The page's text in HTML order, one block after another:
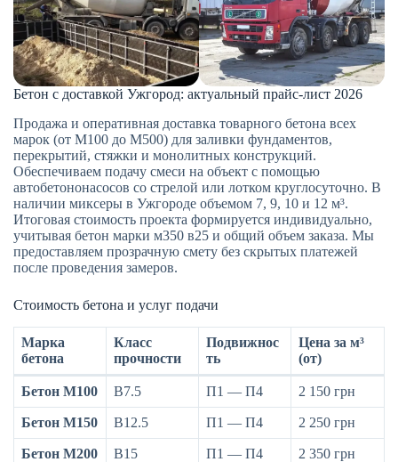
Бетон с доставкой Ужгород: актуальный прайс-лист 2026
Продажа и оперативная доставка товарного бетона всех
марок (от М100 до М500) для заливки фундаментов,
перекрытий, стяжки и монолитных конструкций.
Обеспечиваем подачу смеси на объект с помощью
автобетононасосов со стрелой или лотком круглосуточно. В
наличии миксеры в Ужгороде объемом 7, 9, 10 и 12 м³.
Итоговая стоимость проекта формируется индивидуально,
учитывая бетон марки м350 в25 и общий объем заказа. Мы
предоставляем прозрачную смету без скрытых платежей
после проведения замеров.
Стоимость бетона и услуг подачи
Марка
бетона
Класс
прочности
Подвижнос
ть
Цена за м³
(от)
Бетон М100 B7.5 П1 — П4 2 150 грн
Бетон М150 B12.5 П1 — П4 2 250 грн
Бетон М200 B15 П1 — П4 2 350 грн